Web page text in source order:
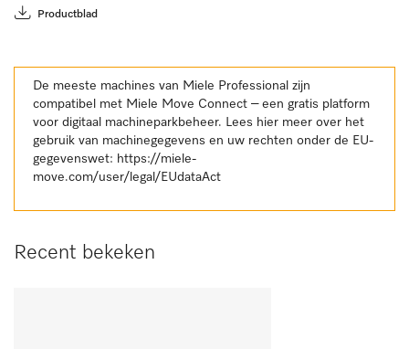
Productblad
De meeste machines van Miele Professional zijn
compatibel met Miele Move Connect – een gratis platform
voor digitaal machineparkbeheer. Lees hier meer over het
gebruik van machinegegevens en uw rechten onder de EU-
gegevenswet: https://miele-
move.com/user/legal/EUdataAct
Recent bekeken